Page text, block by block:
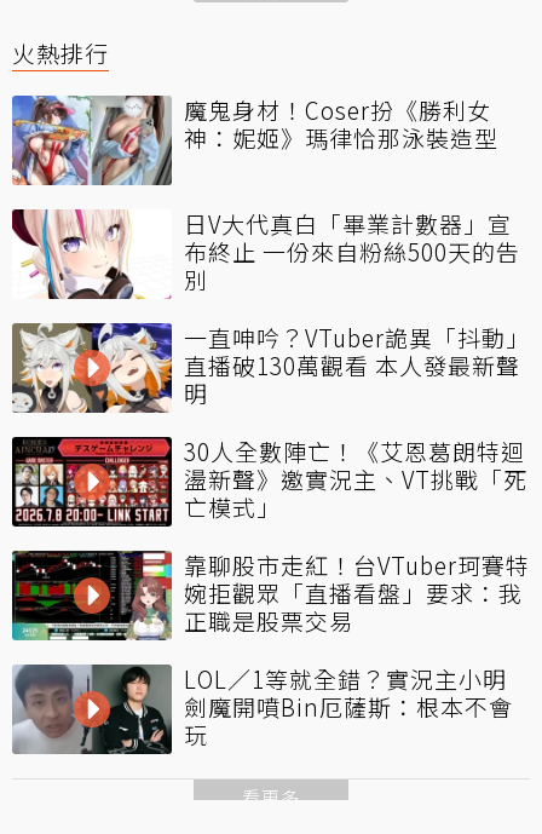
火熱排行
魔鬼身材！Coser扮《勝利女
神：妮姬》瑪律恰那泳裝造型
日V大代真白「畢業計數器」宣
布終止 一份來自粉絲500天的告
別
一直呻吟？VTuber詭異「抖動」
直播破130萬觀看 本人發最新聲
明
30人全數陣亡！《艾恩葛朗特迴
盪新聲》邀實況主、VT挑戰「死
亡模式」
靠聊股市走紅！台VTuber珂賽特
婉拒觀眾「直播看盤」要求：我
正職是股票交易
LOL／1等就全錯？實況主小明
劍魔開噴Bin厄薩斯：根本不會
玩
看更多